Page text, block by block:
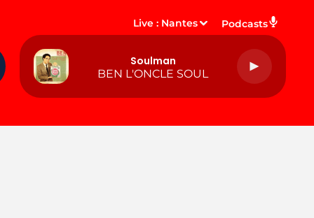
Live : Nantes Podcasts
Soulman
BEN L'ONCLE SOUL